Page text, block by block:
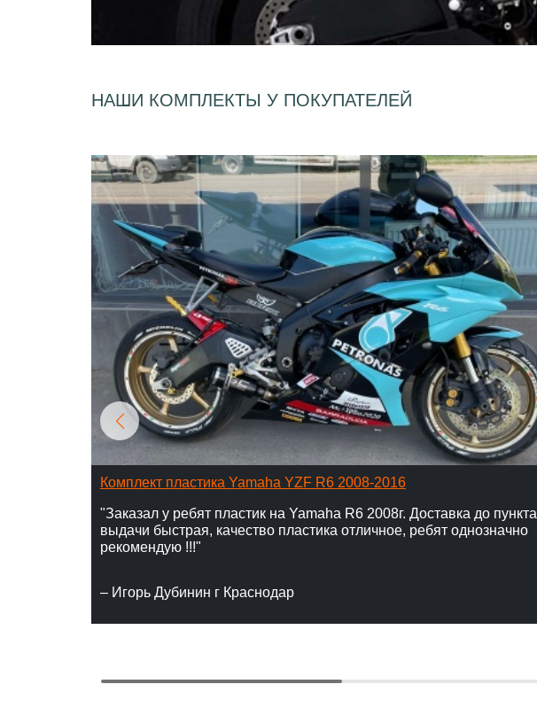
НАШИ КОМПЛЕКТЫ У ПОКУПАТЕЛЕЙ
Комплект пластика Yamaha YZF R6 2008-2016
"Заказал у ребят пластик на Yamaha R6 2008г. Доставка до пункта
выдачи быстрая, качество пластика отличное, ребят однозначно
рекомендую !!!"
– Игорь Дубинин г Краснодар